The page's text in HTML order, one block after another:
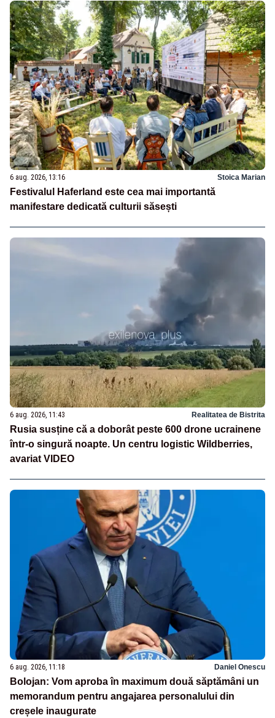
6 aug. 2026, 13:16 Stoica Marian
Festivalul Haferland este cea mai importantă
manifestare dedicată culturii săsești
6 aug. 2026, 11:43 Realitatea de Bistrita
Rusia susține că a doborât peste 600 drone ucrainene
într-o singură noapte. Un centru logistic Wildberries,
avariat VIDEO
6 aug. 2026, 11:18 Daniel Onescu
Bolojan: Vom aproba în maximum două săptămâni un
memorandum pentru angajarea personalului din
creșele inaugurate